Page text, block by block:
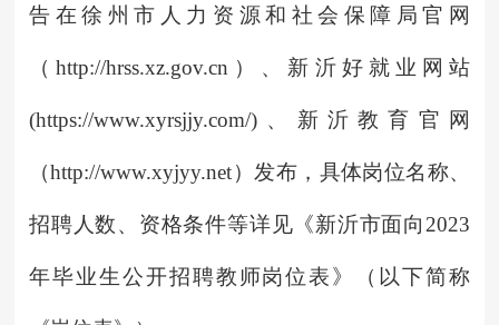
告在徐州市人力资源和社会保障局官网
（http://hrss.xz.gov.cn）、新沂好就业网站
(https://www.xyrsjjy.com/)、新沂教育官网
（http://www.xyjyy.net）发布，具体岗位名称、
招聘人数、资格条件等详见《新沂市面向2023
年毕业生公开招聘教师岗位表》（以下简称